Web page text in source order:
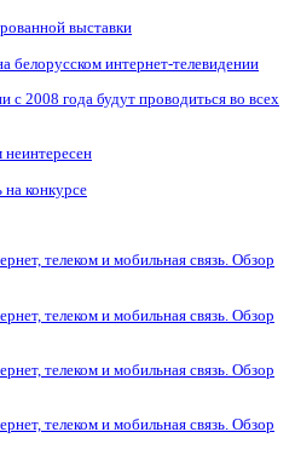
выставки
белорусском интернет-телевидении
с 2008 года будут проводиться во всех
неинтересен
на конкурсе
телеком и мобильная связь. Обзор
телеком и мобильная связь. Обзор
телеком и мобильная связь. Обзор
телеком и мобильная связь. Обзор